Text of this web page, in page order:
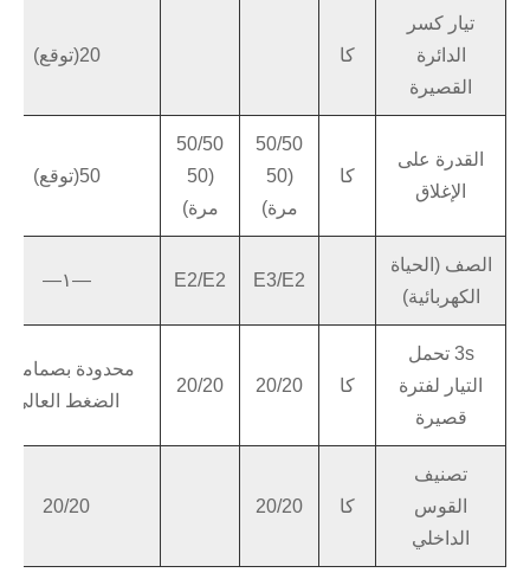
تيار كسر
الدائرة
القصيرة
كا 20(توقع)
القدرة على
الإغلاق
كا
50/50
(50
مرة)
50/50
(50
مرة)
50(توقع)
الصف (الحياة
الكهربائية)
E3/E2
E2/E2 —١—
3s تحمل
التيار لفترة
قصيرة
كا 20/20
20/20
محدودة
الضغط العالي
تصنيف
القوس
الداخلي
كا 20/20
20/20